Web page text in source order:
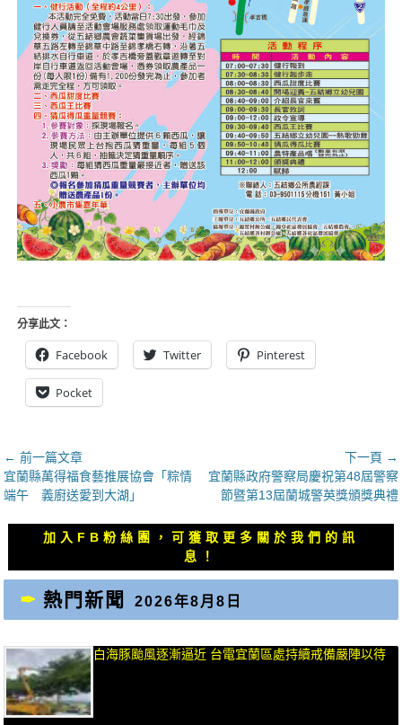
分享此文：
Facebook Twitter Pinterest
Pocket
文
章
導
覽
← 前一篇文章
上
一
宜蘭縣萬得福食藝推展協會「粽情
端午 義廚送愛到大湖」
下一頁 →
下
文
章：
宜蘭縣政府警察局慶祝第48屆警察
節暨第13屆蘭城警英獎頒獎典禮
加入FB粉絲團，可獲取更多關於我們的訊
息！
熱門新聞 2026年8月8日
白海豚颱風逐漸逼近 台電宜蘭區處持續戒備嚴陣以待